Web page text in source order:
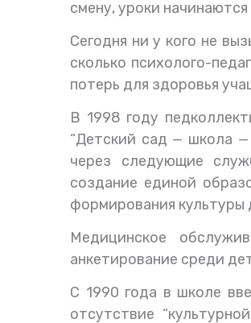
смену, уроки
Сегодня ни у кого не
сколько психолого-
потерь для здоровья
В 1998 году
“Детский сад — школа —
через следующие
создание единой
формирования культуры
Медицинское
анкетирование среди
С 1990 года в школе
отсутствие